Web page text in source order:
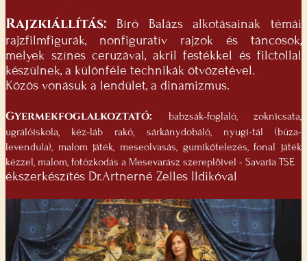
Rajzkiállítás: Bíró Balázs alkotásainak témái
rajzfilmfigurák, nonfiguratív rajzok és táncosok,
melyek színes ceruzával, akril festékkel és filctollal
készülnek, a különféle technikák ötvözetével.
Közös vonásuk a lendület, a dinamizmus.
Gyermekfoglalkoztató:
babzsák-foglaló, zoknicsata,
ugrálóiskola, kéz-láb rakó, sárkánydobáló, nyugi-tál (búza-
levendula), malom játék, meseolvasás, gumikötelezés, fonal játék
kézzel, malom, fotózkodás a Mesevarász szereplőivel - Savaria TSE
ékszerkészítés Dr.Artnerné Zelles Ildikóval